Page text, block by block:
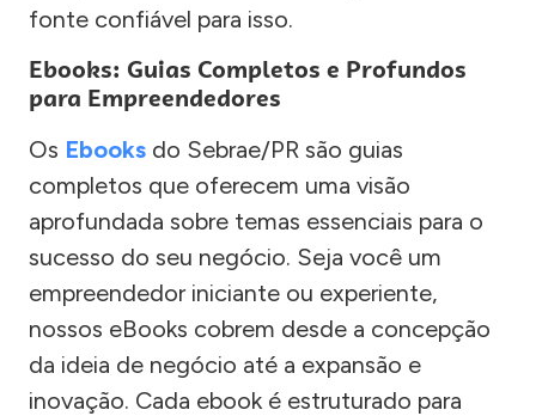
fonte confiável para isso.
Ebooks: Guias Completos e Profundos
para Empreendedores
Os Ebooks do Sebrae/PR são guias
completos que oferecem uma visão
aprofundada sobre temas essenciais para o
sucesso do seu negócio. Seja você um
empreendedor iniciante ou experiente,
nossos eBooks cobrem desde a concepção
da ideia de negócio até a expansão e
inovação. Cada ebook é estruturado para